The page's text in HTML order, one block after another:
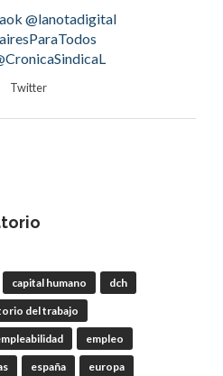
@lanotadigital
Twitter
@La_Bancaria
@misionesptodos
@BairesParaTodos
capital humano dch
del trabajo
empleo
españa europa